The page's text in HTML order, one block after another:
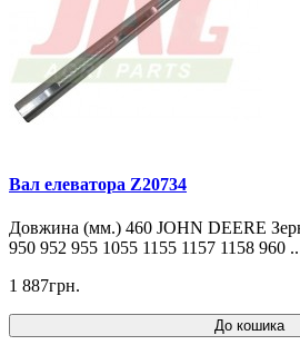
Вал елеватора Z20734
Довжина (мм.) 460 JOHN DEERE
950 952 955 1055 1155 1157 1158 960 ..
1 887грн.
До кошика